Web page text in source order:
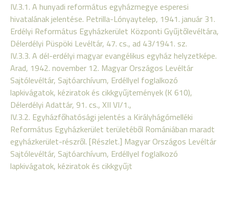
IV.3.1. A hunyadi református egyházmegye esperesi
hivatalának jelentése. Petrilla-Lónyaytelep, 1941. január 31.
Erdélyi Református Egyházkerület Központi Gyűjtőlevéltára,
Délerdélyi Püspöki Levéltár, 47. cs., ad 43/1941. sz.
IV.3.3. A dél-erdélyi magyar evangélikus egyház helyzetképe.
Arad, 1942. november 12. Magyar Országos Levéltár
Sajtólevéltár, Sajtóarchívum, Erdéllyel foglalkozó
lapkivágatok, kéziratok és cikkgyűjtemények (K 610),
Délerdélyi Adattár, 91. cs., XII VI/1.,
IV.3.2. Egyházfőhatósági jelentés a Királyhágómelléki
Református Egyházkerület területéből Romániában maradt
egyházkerület-részről. [Részlet.] Magyar Országos Levéltár
Sajtólevéltár, Sajtóarchívum, Erdéllyel foglalkozó
lapkivágatok, kéziratok és cikkgyűjt